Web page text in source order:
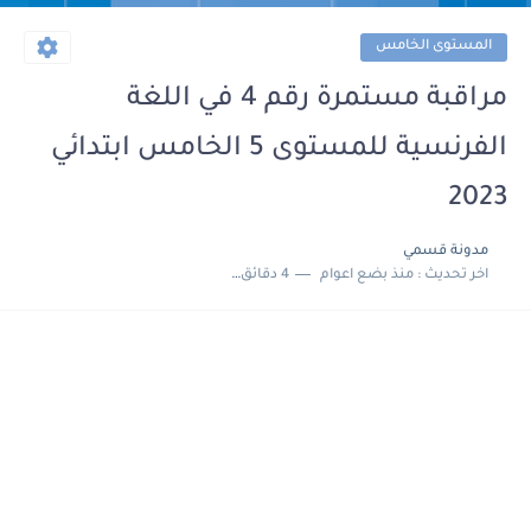
المستوى الخامس
مراقبة مستمرة رقم 4 في اللغة
الفرنسية للمستوى 5 الخامس ابتدائي
2023
مدونة قسمي
اخر تحديث :منذ بضع اعوام 4 دقائق للقراءة